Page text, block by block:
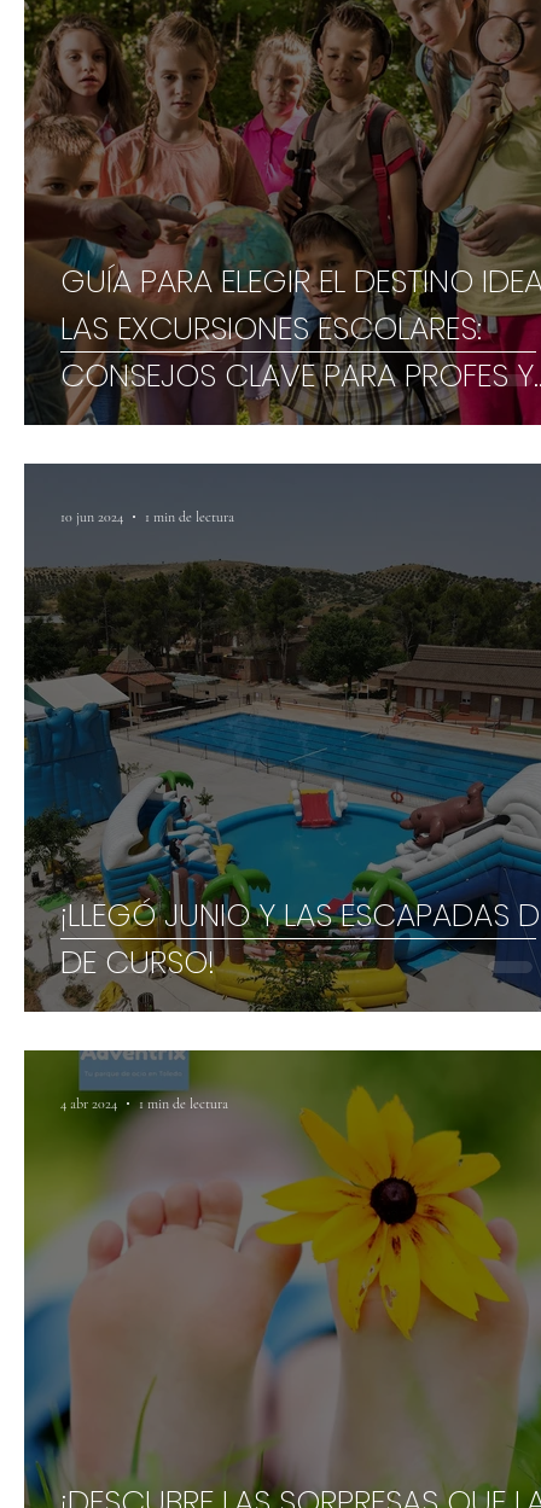
GUÍA PARA ELEGIR EL DESTINO
LAS EXCURSIONES ESCOLARES:
CONSEJOS CLAVE PARA PROFES Y
CENTROS ESCOLARES
¡LLEGÓ JUNIO Y LAS ESCAPADAS
DE CURSO!
10 jun 2024 1 min de lectura
4 abr 2024 1 min de lectura